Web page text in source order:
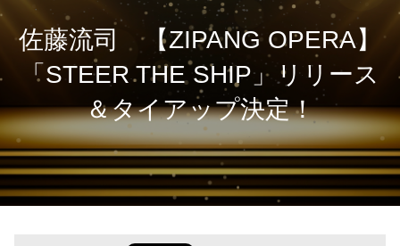
佐藤流司 【ZIPANG OPERA】
「STEER THE SHIP」リリース
＆タイアップ決定！